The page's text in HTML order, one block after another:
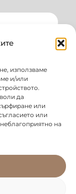
използваме
и/или
да
или
или
на